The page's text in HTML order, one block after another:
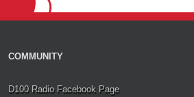
COMMUNITY
D100 Radio Facebook Page